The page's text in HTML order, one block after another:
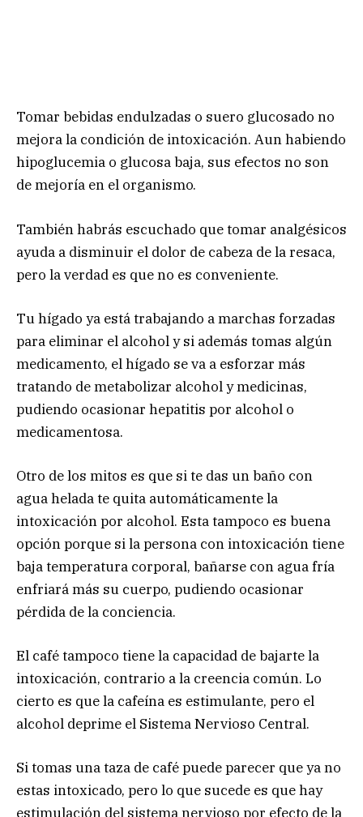
Tomar bebidas endulzadas o suero glucosado no
mejora la condición de intoxicación. Aun habiendo
hipoglucemia o glucosa baja, sus efectos no son
de mejoría en el organismo.
También habrás escuchado que tomar analgésicos
ayuda a disminuir el dolor de cabeza de la resaca,
pero la verdad es que no es conveniente.
Tu hígado ya está trabajando a marchas forzadas
para eliminar el alcohol y si además tomas algún
medicamento, el hígado se va a esforzar más
tratando de metabolizar alcohol y medicinas,
pudiendo ocasionar hepatitis por alcohol o
medicamentosa.
Otro de los mitos es que si te das un baño con
agua helada te quita automáticamente la
intoxicación por alcohol. Esta tampoco es buena
opción porque si la persona con intoxicación tiene
baja temperatura corporal, bañarse con agua fría
enfriará más su cuerpo, pudiendo ocasionar
pérdida de la conciencia.
El café tampoco tiene la capacidad de bajarte la
intoxicación, contrario a la creencia común. Lo
cierto es que la cafeína es estimulante, pero el
alcohol deprime el Sistema Nervioso Central.
Si tomas una taza de café puede parecer que ya no
estas intoxicado, pero lo que sucede es que hay
estimulación del sistema nervioso por efecto de la